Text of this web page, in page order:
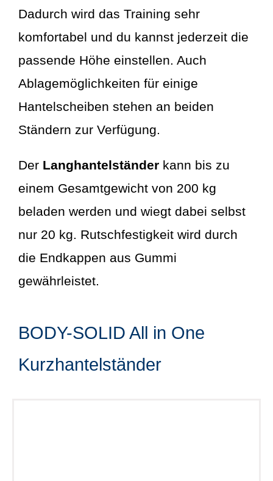
Dadurch wird das Training sehr
komfortabel und du kannst jederzeit die
passende Höhe einstellen. Auch
Ablagemöglichkeiten für einige
Hantelscheiben stehen an beiden
Ständern zur Verfügung.
Der Langhantelständer kann bis zu
einem Gesamtgewicht von 200 kg
beladen werden und wiegt dabei selbst
nur 20 kg. Rutschfestigkeit wird durch
die Endkappen aus Gummi
gewährleistet.
BODY-SOLID All in One
Kurzhantelständer